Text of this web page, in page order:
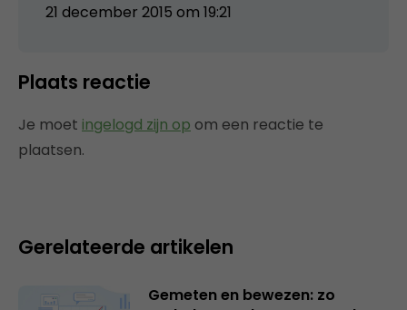
21 december 2015 om 19:21
Plaats reactie
Je moet ingelogd zijn op om een reactie te
plaatsen.
Gerelateerde artikelen
Gemeten en bewezen: zo